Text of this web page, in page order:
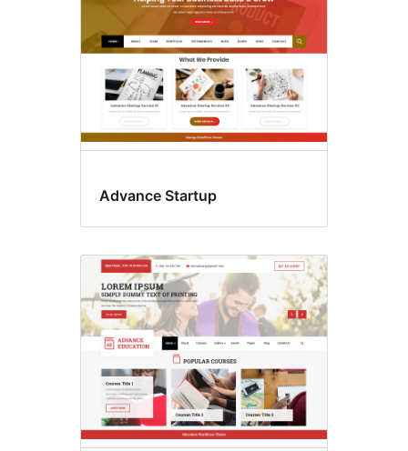
Advance Startup